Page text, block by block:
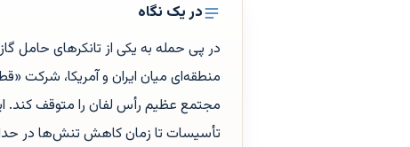
در یک نگاه
در پی حمله به یکی از تانکرهای حامل
منطقه‌ای میان ایران و آمریکا، شرکت
مجتمع عظیم رأس لفان را متوقف کند.
تأسیسات تا زمان کاهش تنش‌ها در